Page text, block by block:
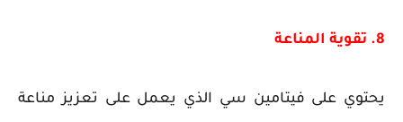
8. تقوية المناعة
يحتوي على فيتامين سي الذي يعمل على تعزيز مناعة